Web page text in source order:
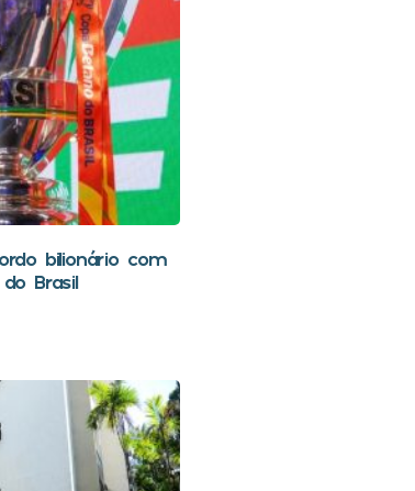
bilionário com
Brasil